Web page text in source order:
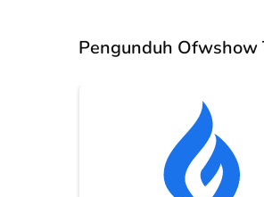
Pengunduh Ofwshow